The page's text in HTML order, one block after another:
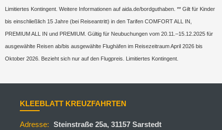
Limitiertes Kontingent. Weitere Informationen auf aida.de/bordguthaben. ** Gilt für Kinder
bis einschließlich 15 Jahre (bei Reiseantritt) in den Tarifen COMFORT ALL IN,
PREMIUM ALL IN und PREMIUM. Gültig für Neubuchungen vom 20.11.–15.12.2025 für
ausgewählte Reisen ab/bis ausgewählte Flughäfen im Reisezeitraum April 2026 bis
Oktober 2026. Bezieht sich nur auf den Flugpreis. Limitiertes Kontingent.
KLEEBLATT KREUZFAHRTEN
Adresse: Steinstraße 25a, 31157 Sarstedt